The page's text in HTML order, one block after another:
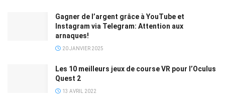
Gagner de l’argent grâce à YouTube et
Instagram via Telegram: Attention aux
arnaques!
20 JANVIER 2025
Les 10 meilleurs jeux de course VR pour l’Oculus
Quest 2
13 AVRIL 2022